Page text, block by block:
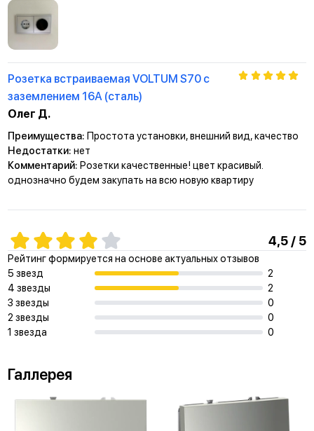
Розетка встраиваемая VOLTUM S70 с
заземлением 16А (сталь)
Олег Д.
Преимущества: Простота установки, внешний вид, качество
Недостатки: нет
Комментарий: Розетки качественные! цвет красивый.
однозначно будем закупать на всю новую квартиру
4,5 / 5
Рейтинг формируется на основе актуальных отзывов
5 звезд
2
4 звезды
2
3 звезды
0
2 звезды
0
1 звезда
0
Галлерея